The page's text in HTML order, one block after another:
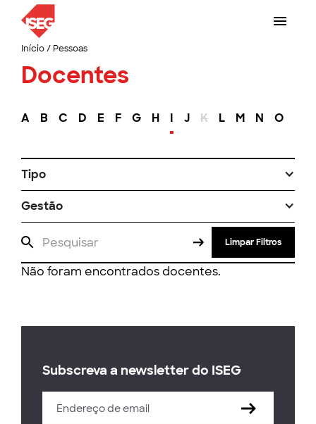
Início/ Pessoas
Docentes
A B C D E F G H I J K L M N O
Tipo
Gestão
Limpar Filtros
Não foram encontrados docentes.
Subscreva a newsletter do ISEG